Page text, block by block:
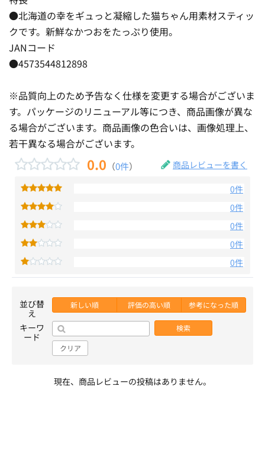
●北海道の幸をギュっと凝縮した猫ちゃん用素材スティッ
クです。新鮮なかつおをたっぷり使用。
JANコード
●4573544812898
※品質向上のため予告なく仕様を変更する場合がございま
す。パッケージのリニューアル等につき、商品画像が異な
る場合がございます。商品画像の色合いは、画像処理上、
若干異なる場合がございます。
0.0 （0件） 商品レビューを書く
0件
0件
0件
0件
0件
並び替
え
新しい順 評価の高い順 参考になった順
キーワ
ード
検索
クリア
現在、商品レビューの投稿はありません。